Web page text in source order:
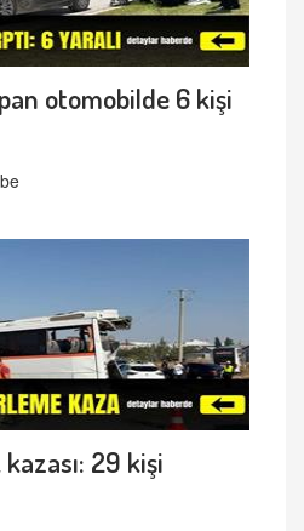
otomobilde 6 kişi
29 kişi